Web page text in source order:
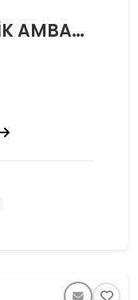
YILDIRIMLAR TEDARİK AMBALAJ SAN. TİC. LTD. ŞTİ.